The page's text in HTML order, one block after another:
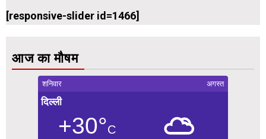
[responsive-slider id=1466]
आज का मौषम
शनिवार अगस्त
दिल्ली
+30°C